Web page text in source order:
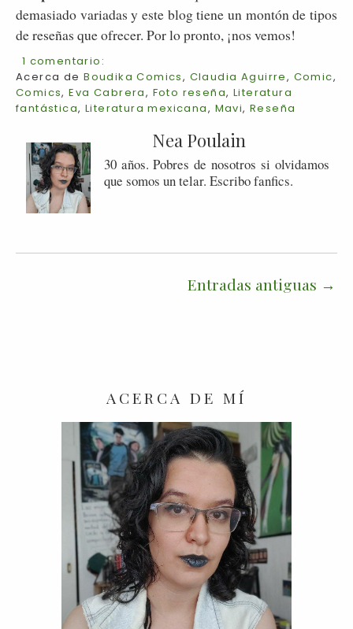
demasiado variadas y este blog tiene un montón de tipos
de reseñas que ofrecer. Por lo pronto, ¡nos vemos!
1 comentario:
Acerca deBoudika Comics, Claudia Aguirre, Comic,
Comics,Eva Cabrera, Foto reseña, Literatura
fantástica, Literatura mexicana, Mavi, Reseña
Nea Poulain
30 años. Pobres de nosotros si olvidamos
que somos un telar. Escribo fanfics.
Entradas antiguas
ACERCA DE MÍ